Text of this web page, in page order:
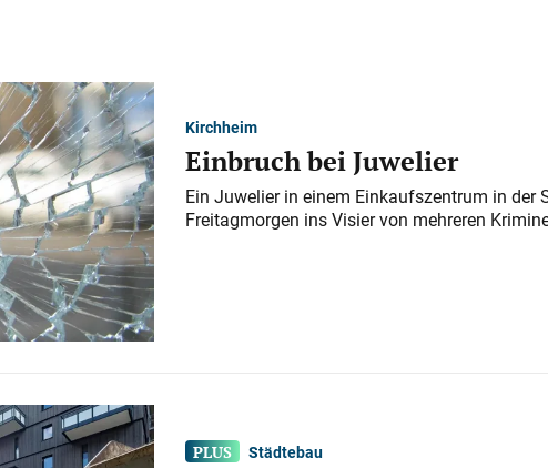
Kirchheim
Einbruch bei Juwelier
Ein Juwelier in einem Einkaufszentrum in der
Freitagmorgen ins Visier von mehreren
Städtebau